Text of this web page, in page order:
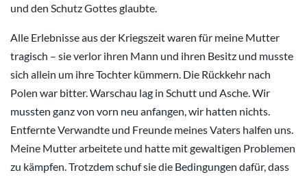
und den Schutz Gottes glaubte.
Alle Erlebnisse aus der Kriegszeit waren für meine Mutter
tragisch – sie verlor ihren Mann und ihren Besitz und musste
sich allein um ihre Tochter kümmern. Die Rückkehr nach
Polen war bitter. Warschau lag in Schutt und Asche. Wir
mussten ganz von vorn neu anfangen, wir hatten nichts.
Entfernte Verwandte und Freunde meines Vaters halfen uns.
Meine Mutter arbeitete und hatte mit gewaltigen Problemen
zu kämpfen. Trotzdem schuf sie die Bedingungen dafür, dass